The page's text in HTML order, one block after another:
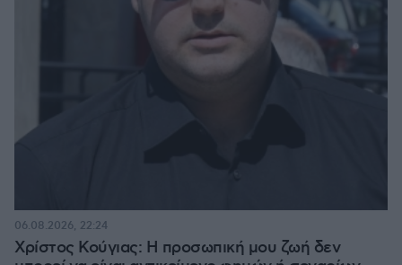
Χρίστος Κούγιας: Η προσωπική μου ζωή δεν
06.08.2026, 22:24